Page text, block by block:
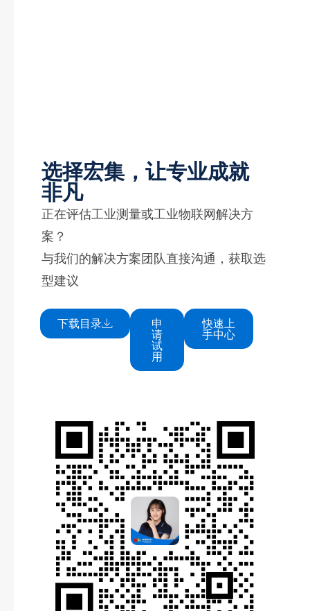
选择宏集，让专业成就
非凡
正在评估工业测量或工业物联网解决方
案？
与我们的解决方案团队直接沟通，获取选
型建议
下载目录 申
请
试
用
快速上
手中心